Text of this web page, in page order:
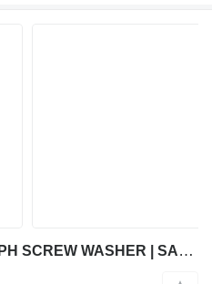
Fabo HY-800 SERIES 80 TPH SCREW WASHER | SAND WASHING